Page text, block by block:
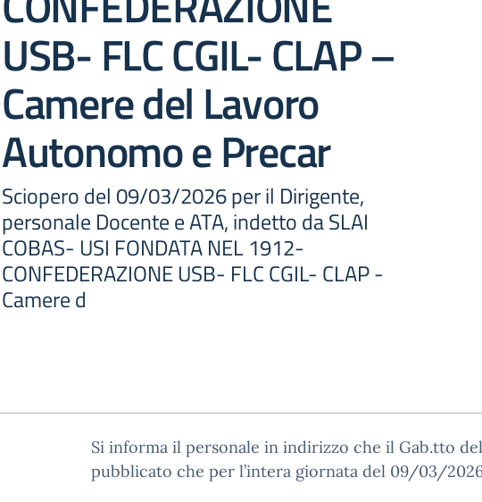
USB- FLC CGIL- CLAP –
Camere del Lavoro
Autonomo e Precar
Sciopero del 09/03/2026 per il Dirigente,
personale Docente e ATA, indetto da SLAI
COBAS- USI FONDATA NEL 1912-
CONFEDERAZIONE USB- FLC CGIL- CLAP -
Camere d
Si informa il personale in indirizzo che il Gab.tto
pubblicato che per l’intera giornata del 09/03/